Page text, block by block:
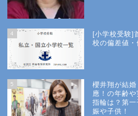
4
[小学校受験]
校の偏差値・
5
櫻井翔が結
應！の年齢
指輪は？第
娠や子供！